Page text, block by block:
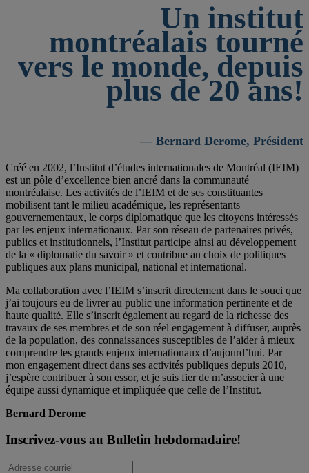
Un institut
montréalais tourné
vers le monde, depuis
plus de 20 ans!
— Bernard Derome, Président
Créé en 2002, l’Institut d’études internationales de Montréal (IEIM)
est un pôle d’excellence bien ancré dans la communauté
montréalaise. Les activités de l’IEIM et de ses constituantes
mobilisent tant le milieu académique, les représentants
gouvernementaux, le corps diplomatique que les citoyens intéressés
par les enjeux internationaux. Par son réseau de partenaires privés,
publics et institutionnels, l’Institut participe ainsi au développement
de la « diplomatie du savoir » et contribue au choix de politiques
publiques aux plans municipal, national et international.
Ma collaboration avec l’IEIM s’inscrit directement dans le souci que
j’ai toujours eu de livrer au public une information pertinente et de
haute qualité. Elle s’inscrit également au regard de la richesse des
travaux de ses membres et de son réel engagement à diffuser, auprès
de la population, des connaissances susceptibles de l’aider à mieux
comprendre les grands enjeux internationaux d’aujourd’hui. Par
mon engagement direct dans ses activités publiques depuis 2010,
j’espère contribuer à son essor, et je suis fier de m’associer à une
équipe aussi dynamique et impliquée que celle de l’Institut.
Bernard Derome
Inscrivez-vous au Bulletin hebdomadaire!